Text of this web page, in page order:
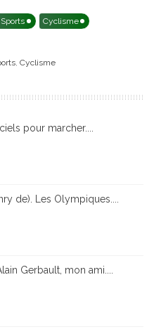
Sports Cyclisme
Cyclisme
pour marcher....
de). Les Olympiques....
Gerbault, mon ami....